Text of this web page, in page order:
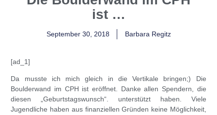
ist …
September 30, 2018 Barbara Regitz
[ad_1]
Da musste ich mich gleich in die Vertikale bringen;) Die
Boulderwand im CPH ist eröffnet. Danke allen Spendern, die
diesen „Geburtstagswunsch“. unterstützt haben. Viele
Jugendliche haben aus finanziellen Gründen keine Möglichkeit,